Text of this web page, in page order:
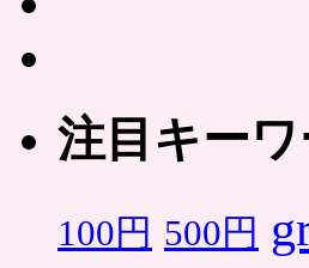
注目キーワ
100円 500円